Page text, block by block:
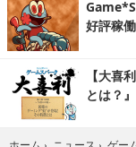
好評稼
【大喜
とは？
ホーム › ニュース › ゲー